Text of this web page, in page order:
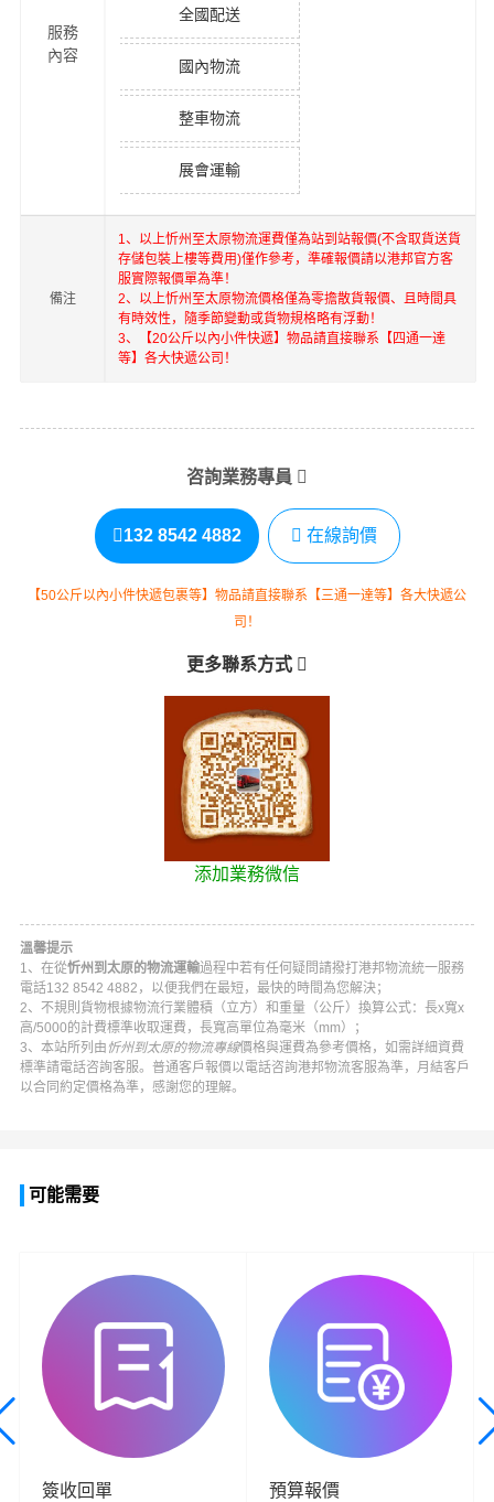
服務
內容
全國配送
國內物流
整車物流
展會運輸
備注
1、以上忻州 至太原物流運費僅為站到站報價(不含取貨送貨
存儲包裝上樓等費用)僅作參考，準確報價請以港邦官方客
服實際報價單為準！
2、以上忻州 至太原物流價格僅為零擔散貨報價、且時間具
有時效性，隨季節變動或貨物規格略有浮動！
3、【20公斤以內小件快遞】物品請直接聯系【四通一達
等】各大快遞公司！
咨詢業務專員
132 8542 4882 在線詢價
【50公斤以內小件快遞包裹等】物品請直接聯系【三通一達等】各大快遞公
司！
更多聯系方式
添加業務微信
溫馨提示
1、在從忻州到太原的物流運輸過程中若有任何疑問請撥打港邦物流統一服務
電話132 8542 4882 ，以便我們在最短，最快的時間為您解決；
2、不規則貨物根據物流行業體積（立方）和重量（公斤）換算公式：長x寬x
高/5000的計費標準收取運費，長寬高單位為毫米（mm）；
3、本站所列由 忻州到太原的物流專線價格與運費為參考價格，如需詳細資費
標準請電話咨詢客服。普通客戶報價以電話咨詢港邦物流客服為準，月結客戶
以合同約定價格為準，感謝您的理解。
可能需要
簽收回單 預算報價